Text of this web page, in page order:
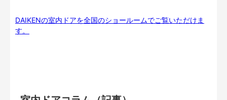
DAIKENの室内ドアを全国のショールームでご覧いただけま
す。